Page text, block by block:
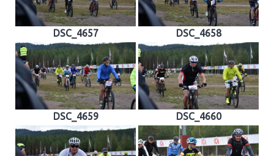
DSC_4657 DSC_4658
DSC_4659 DSC_4660